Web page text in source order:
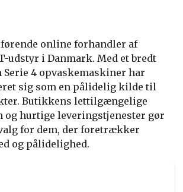
online forhandler af
udstyr i Danmark. Med et bredt
Serie 4 opvaskemaskiner har
sig som en pålidelig kilde til
Butikkens lettilgængelige
og hurtige leveringstjenester gør
for dem, der foretrækker
og pålidelighed.